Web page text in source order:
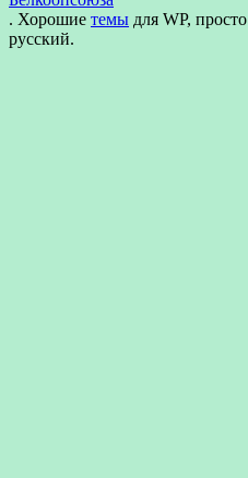
. Хорошие темы для WP, просто
русский.